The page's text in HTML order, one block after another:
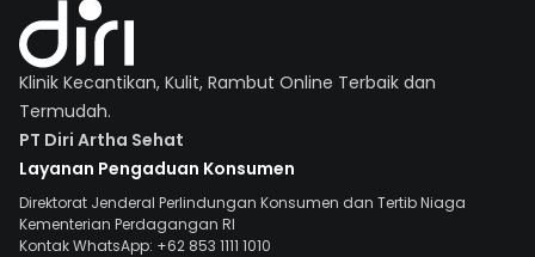
Klinik Kecantikan, Kulit, Rambut Online Terbaik dan
Termudah.
PT Diri Artha Sehat
Layanan Pengaduan Konsumen
Direktorat Jenderal Perlindungan Konsumen dan Tertib Niaga
Kementerian Perdagangan RI
Kontak WhatsApp: +62 853 1111 1010